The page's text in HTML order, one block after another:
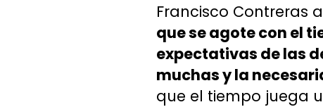
Francisco Contreras
que se agote con el
expectativas de las
muchas y la
que el tiempo juega